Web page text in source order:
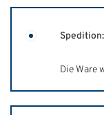
Die Ware